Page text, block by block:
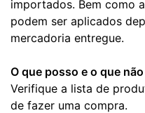
importados. Bem como
podem ser aplicados
mercadoria entregue.
O que posso e o que
Verifique a lista de
de fazer uma compra.